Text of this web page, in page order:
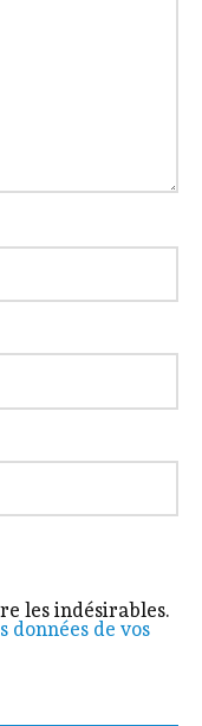
les indésirables.
données de vos